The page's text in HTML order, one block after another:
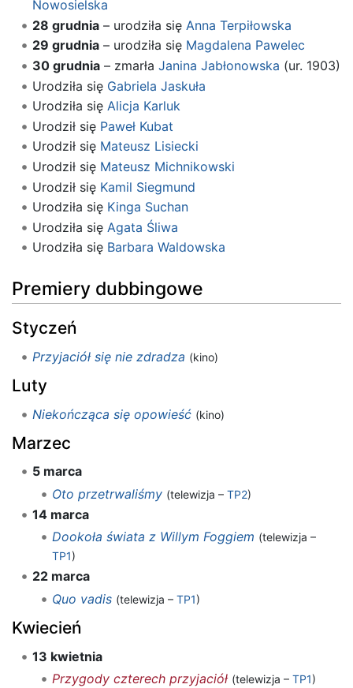
Nowosielska
28 grudnia– urodziła się Anna Terpiłowska
29 grudnia– urodziła się Magdalena Pawelec
30 grudnia– zmarła Janina Jabłonowska (ur. 1903)
Urodziła się Gabriela Jaskuła
Urodziła się Alicja Karluk
Urodził się Paweł Kubat
Urodził się Mateusz Lisiecki
Urodził się Mateusz Michnikowski
Urodził się Kamil Siegmund
Urodziła się Kinga Suchan
Urodziła się Agata Śliwa
Urodziła się Barbara Waldowska
Premiery dubbingowe
Styczeń
Przyjaciół się nie zdradza (kino)
Luty
Niekończąca się opowieść (kino)
Marzec
5 marca
Oto przetrwaliśmy (telewizja –TP2)
14 marca
Dookoła świata z Willym Foggiem (telewizja –
TP1)
22 marca
Quo vadis (telewizja –TP1)
Kwiecień
13 kwietnia
Przygody czterech przyjaciół (telewizja –TP1)